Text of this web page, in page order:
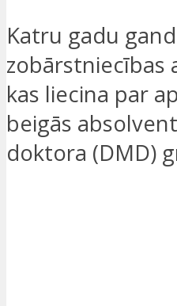
Katru gadu
zobārstniecības
kas liecina par
beigās
doktora (DMD)